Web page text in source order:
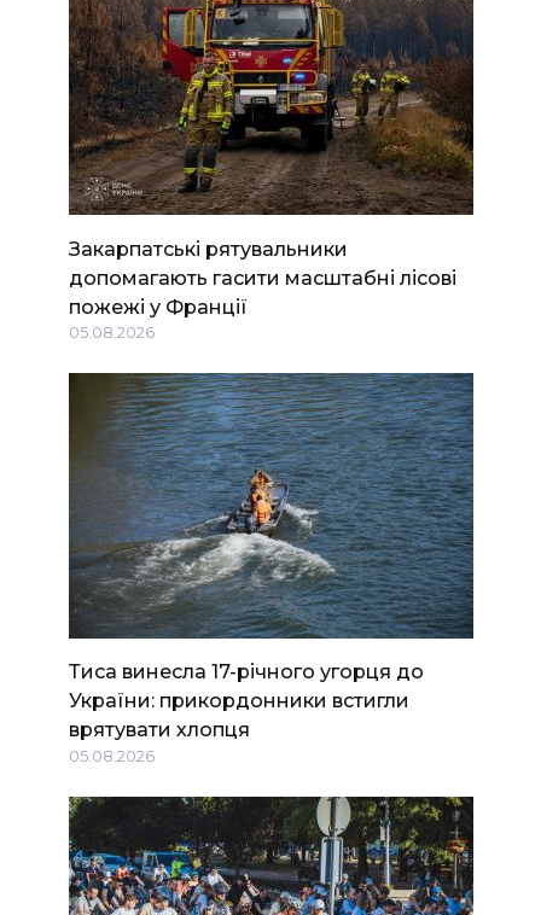
Закарпатські рятувальники
допомагають гасити масштабні лісові
пожежі у Франції
05.08.2026
Тиса винесла 17-річного угорця до
України: прикордонники встигли
врятувати хлопця
05.08.2026